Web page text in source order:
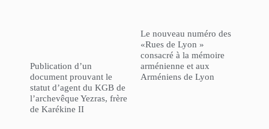
Publication d’un
document prouvant le
statut d’agent du KGB de
l’archevêque Yezras, frère
de Karékine II
Le nouveau numéro des
«Rues de Lyon »
consacré à la mémoire
arménienne et aux
Arméniens de Lyon